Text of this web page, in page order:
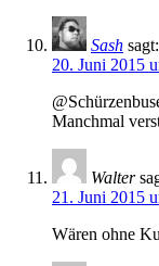
Sash sagt:
20. Juni 2015
Manchmal
Walter
21. Juni 2015
Wären ohne